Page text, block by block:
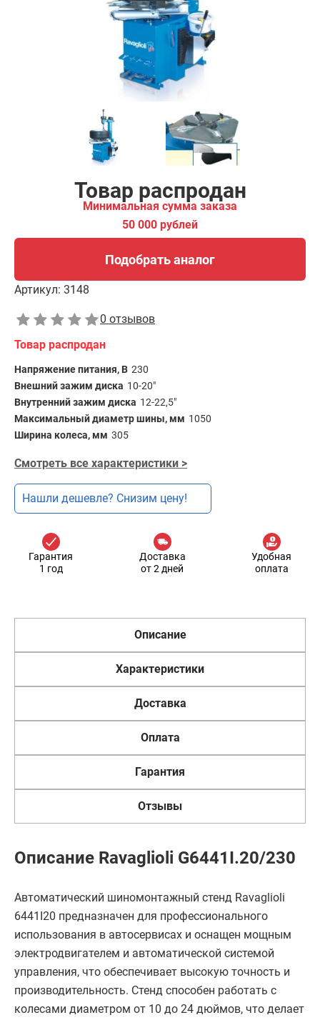
Товар распродан
Минимальная сумма заказа
50 000 рублей
Подобрать аналог
Артикул: 3148
0 отзывов
Товар распродан
Напряжение питания, В 230
Внешний зажим диска 10-20"
Внутренний зажим диска 12-22,5"
Максимальный диаметр шины, мм 1050
Ширина колеса, мм 305
Смотреть все характеристики >
Нашли дешевле? Снизим цену!
Гарантия
1 год
Доставка
от 2 дней
Удобная
оплата
Описание
Характеристики
Доставка
Оплата
Гарантия
Отзывы
Описание Ravaglioli G6441I.20/230
Автоматический шиномонтажный стенд Ravaglioli
6441I20 предназначен для профессионального
использования в автосервисах и оснащен мощным
электродвигателем и автоматической системой
управления, что обеспечивает высокую точность и
производительность. Стенд способен работать с
колесами диаметром от 10 до 24 дюймов, что делает
Подобрать аналог